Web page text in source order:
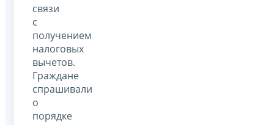
связи
с
получением
налоговых
вычетов.
Граждане
спрашивали
о
порядке